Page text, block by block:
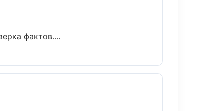
фактов....